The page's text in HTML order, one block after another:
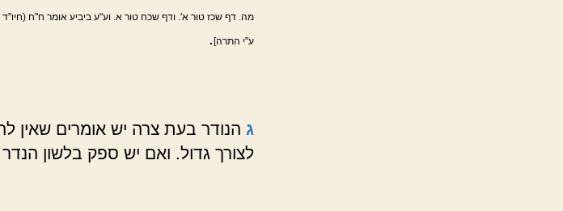
מה. דף שכז טור א'. ודף שכח טור א. וע"ע ביביע אומר ח"ח
ע"י התרה]
ג הנודר בעת צרה יש אומרים שאין
לצורך גדול. ואם יש ספק בלשון